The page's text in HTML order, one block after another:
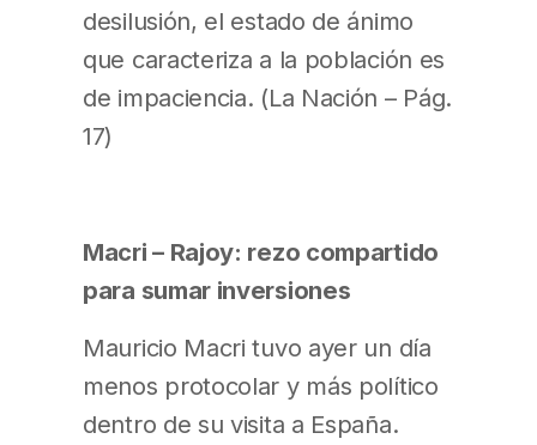
desilusión, el estado de ánimo
que caracteriza a la población es
de impaciencia. (La Nación – Pág.
17)
Macri – Rajoy: rezo compartido
para sumar inversiones
Mauricio Macri tuvo ayer un día
menos protocolar y más político
dentro de su visita a España.